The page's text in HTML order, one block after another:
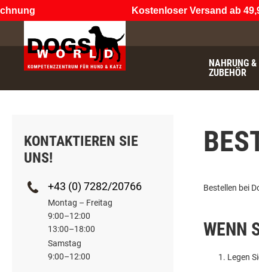
Kostenloser Versand ab
NAHRUNG &
ZUBEHÖR
Bestellen bei
WENN
Legen
KONTAKTIEREN SIE
UNS!
+43 (0) 7282/20766
Montag – Freitag
9:00–12:00
13:00–18:00
Samstag
9:00–12:00